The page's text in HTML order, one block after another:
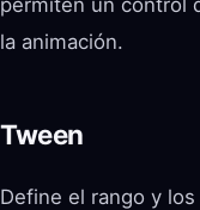
permiten un control
la animación.
Tween
Define el rango y